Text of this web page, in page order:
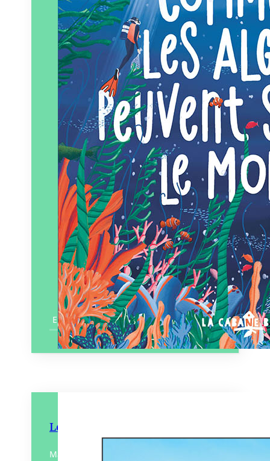
Éditeur :
La Cabane bleue
Paru le
05/05/2024
En savoir plus
Le Pouce vers l’Est
Matthieu a refait à pied et en stop les 2